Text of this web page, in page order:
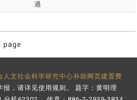
遇
page
人文社会科学研究中心补助网页建置费
报，请详见使用规则 。 题字：黄明理